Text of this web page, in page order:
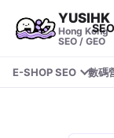
YUSIHK
Hong Kong
SEO / GEO
SEO
E-SHOP SEO 數碼